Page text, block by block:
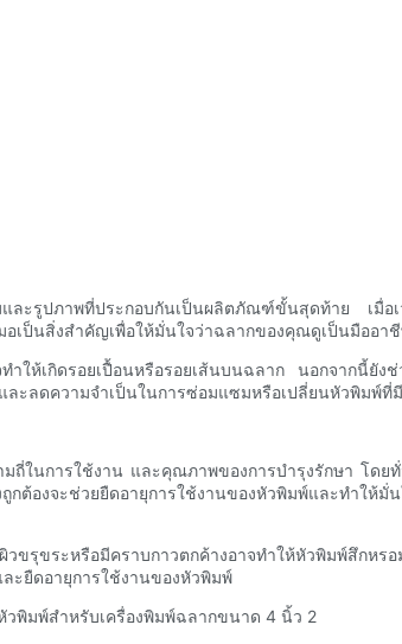
ละรูปภาพที่ประกอบกันเป็นผลิตภัณฑ์ขั้นสุดท้าย เมื่
เป็นสิ่งสำคัญเพื่อให้มั่นใจว่าฉลากของคุณดูเป็นมืออา
ห้เกิดรอยเปื้อนหรือรอยเส้นบนฉลาก นอกจากนี้ยัง
ะลดความจำเป็นในการซ่อมแซมหรือเปลี่ยนหัวพิมพ์ที่
ถี่ในการใช้งาน และคุณภาพของการบำรุงรักษา โด
องจะช่วยยืดอายุการใช้งานของหัวพิมพ์และทำให้มั่
ขรุขระหรือมีคราบกาวตกค้างอาจทำให้หัวพิมพ์สึก
ะยืดอายุการใช้งานของหัวพิมพ์